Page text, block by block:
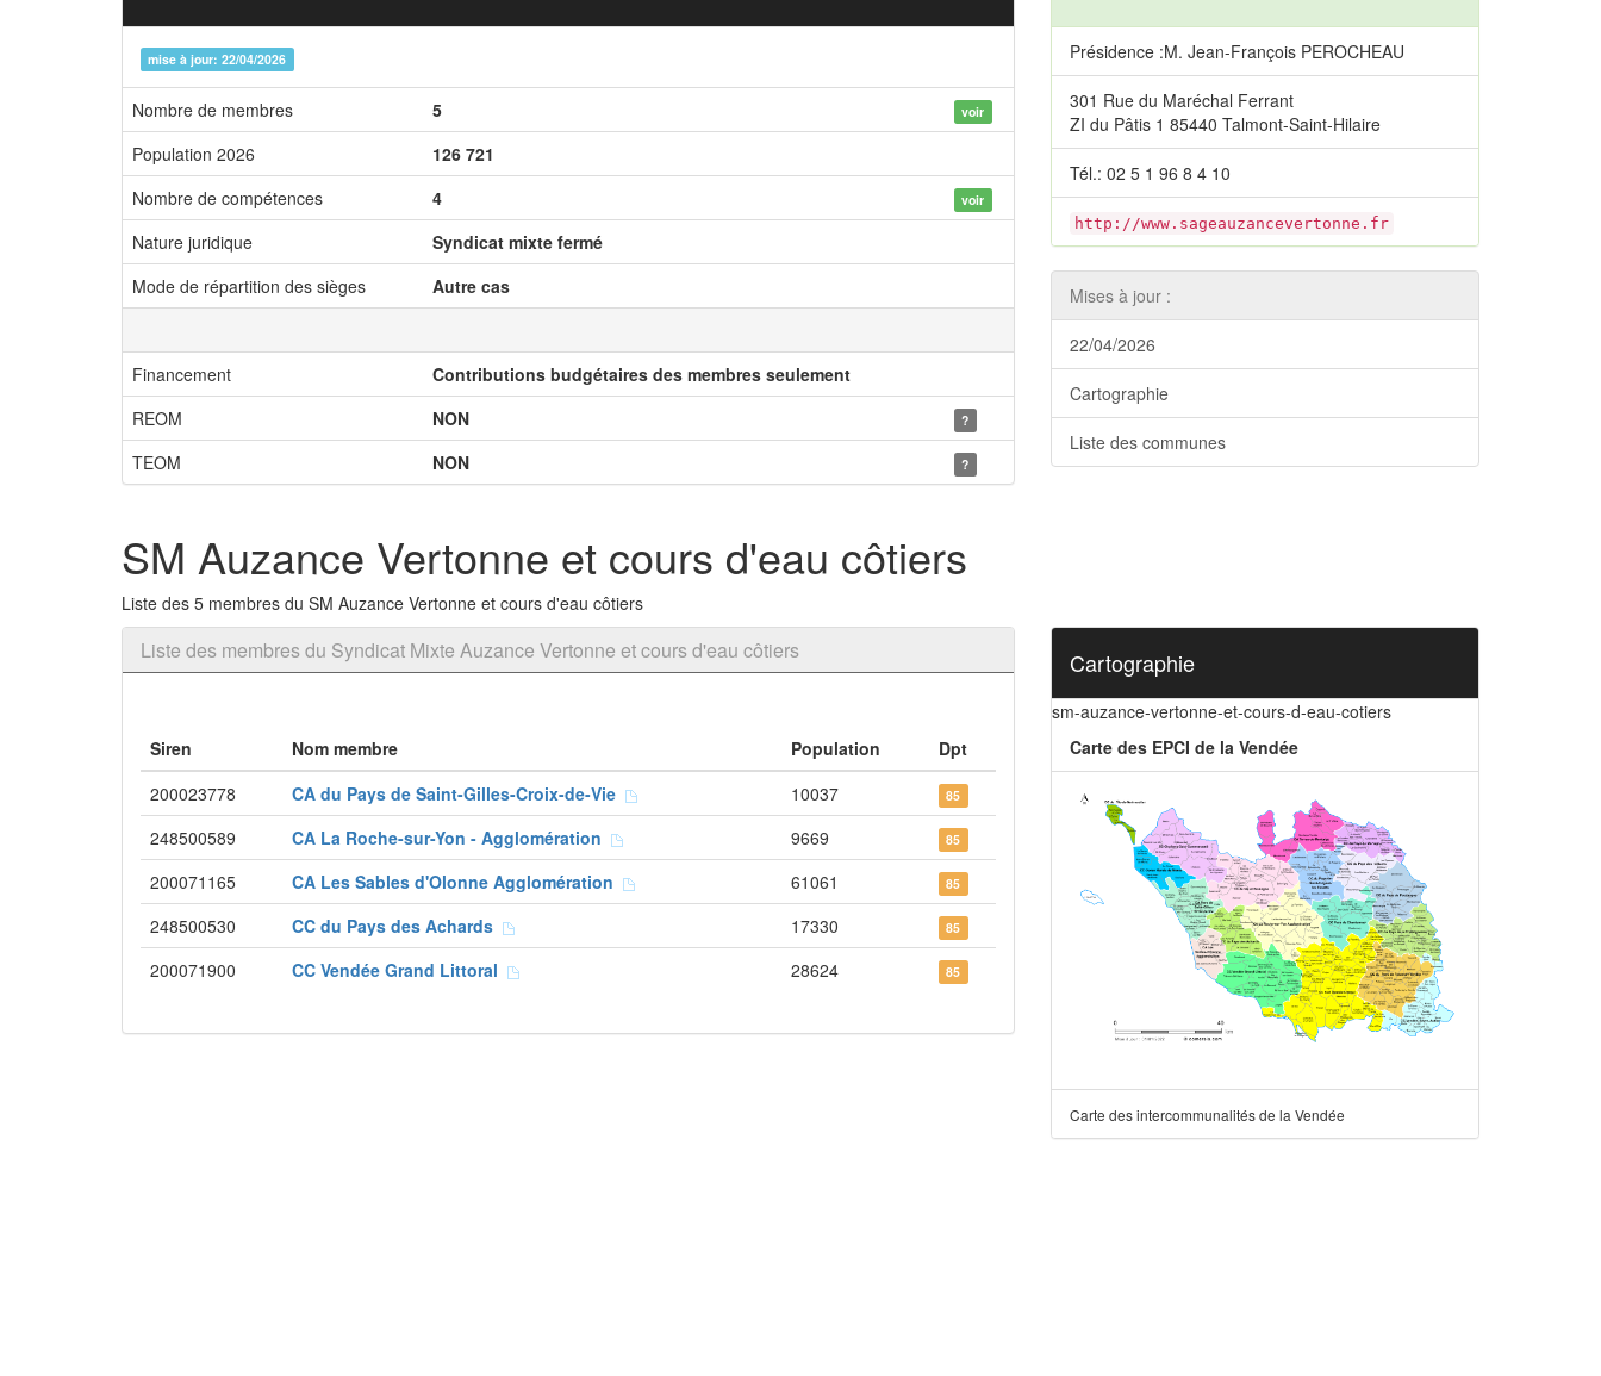
mise à jour: 22/04/2026
Nombre de membres 5 voir
Population 2026
126 721
Nombre de compétences
4 voir
Nature juridique
Syndicat mixte fermé
Mode de répartition des sièges
Autre cas
Financement
Contributions budgétaires des membres seulement
REOM
NON ?
TEOM NON ?
Présidence :M. Jean-François PEROCHEAU
301 Rue du Maréchal Ferrant
ZI du Pâtis 1 85440 Talmont-Saint-Hilaire
Tél.: 02 5 1 96 8 4 10
http://www.sageauzancevertonne.fr
Mises à jour :
22/04/2026
Cartographie
Liste des communes
SM Auzance Vertonne et cours d'eau côtiers
Liste des 5 membres du SM Auzance Vertonne et cours d'eau côtiers
Liste des membres du Syndicat Mixte Auzance Vertonne et cours d'eau côtiers
Siren Nom membre Population
Dpt
200023778
CA du Pays de Saint-Gilles-Croix-de-Vie 10037 85
248500589 CA La Roche-sur-Yon - Agglomération 9669 85
200071165 CA Les Sables d'Olonne Agglomération 61061 85
248500530 CC du Pays des Achards 17330 85
200071900 CC Vendée Grand Littoral 28624 85
Cartographie
sm-auzance-vertonne-et-cours-d-eau-cotiers
Carte des EPCI de la Vendée
Carte des intercommunalités de la Vendée